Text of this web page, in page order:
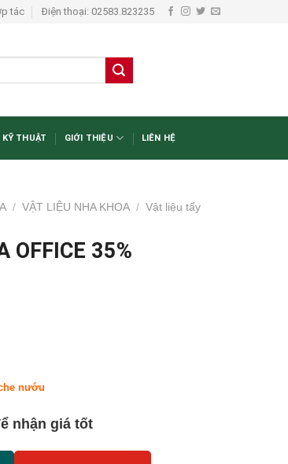
tác Điện thoại: 02583.823235
THUẬT GIỚI THIỆU LIÊN HỆ
/ VẬT LIỆU NHA KHOA / Vật liệu tẩy
OFFICE 35%
nướu
nhận giá tốt